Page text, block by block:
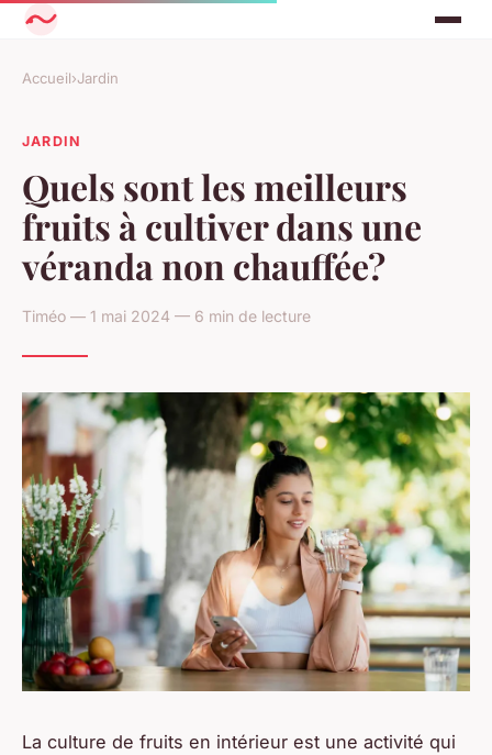
Accueil›Jardin
JARDIN
Quels sont les meilleurs
fruits à cultiver dans une
véranda non chauffée?
Timéo — 1 mai 2024 — 6 min de lecture
La culture de fruits en intérieur est une activité qui